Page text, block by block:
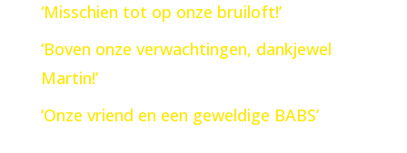
‘Misschien tot op onze bruiloft!’
‘Boven onze verwachtingen, dankjewel
Martin!’
‘Onze vriend en een geweldige BABS’